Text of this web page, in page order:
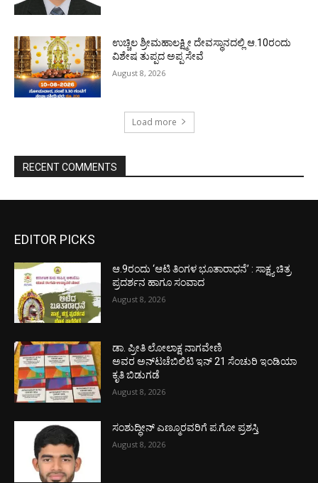
ಉಚ್ಚಿಲ ಶ್ರೀಮಹಾಲಕ್ಷ್ಮೀ ದೇವಸ್ಥಾನದಲ್ಲಿ ಆ.10ರಂದು
ವಿಶೇಷ ತುಪ್ಪದ ಅಪ್ಪ ಸೇವೆ
August 8, 2026
Load more
RECENT COMMENTS
EDITOR PICKS
ಆ.9ರಂದು ‘ಆಟಿ ತಿಂಗಳ ಭೂತಾರಾಧನೆ’ : ಸಾಕ್ಷ್ಯ ಚಿತ್ರ
ಪ್ರದರ್ಶನ ಹಾಗೂ ಸಂವಾದ
August 8, 2026
ಡಾ. ಪ್ರೀತಿ ಲೋಲಾಕ್ಷ ನಾಗವೇಣಿ
ಅವರ ಅನ್‌ಟಚೆಬಿಲಿಟಿ ಇನ್ 21 ಸೆಂಚುರಿ ಇಂಡಿಯಾ
ಕೃತಿ ಬಿಡುಗಡೆ
August 8, 2026
ಸಂಶುದ್ಧೀನ್ ಎಣ್ಮೂರವರಿಗೆ ಪ.ಗೋ ಪ್ರಶಸ್ತಿ
August 8, 2026